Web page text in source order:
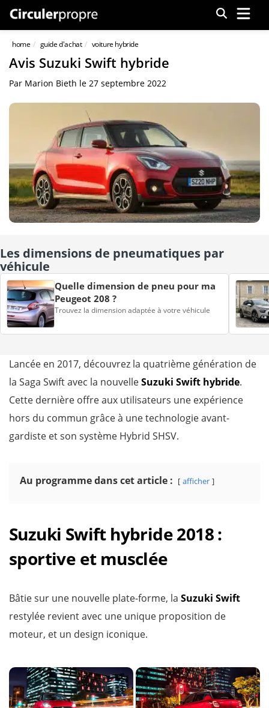
Menu
home guide d'achat voiture hybride
Avis Suzuki Swift hybride
Par Marion Bieth le 27 septembre 2022
Les dimensions de pneumatiques par
véhicule
Quelle dimension de pneu pour ma
Peugeot 208 ?
Trouvez la dimension adaptée à votre véhicule
Lancée en 2017, découvrez la quatrième génération de
la Saga Swift avec la nouvelleSuzuki Swift hybride.
Cette dernière offre aux utilisateurs une expérience
hors du commun grâce à une technologie avant-
gardiste et son système Hybrid SHSV.
Au programme dans cet article : afficher
Suzuki Swift hybride 2018 :
sportive et musclée
Bâtie sur une nouvelle plate-forme, la Suzuki Swift
restylée revient avec une unique proposition de
moteur, et un design iconique.